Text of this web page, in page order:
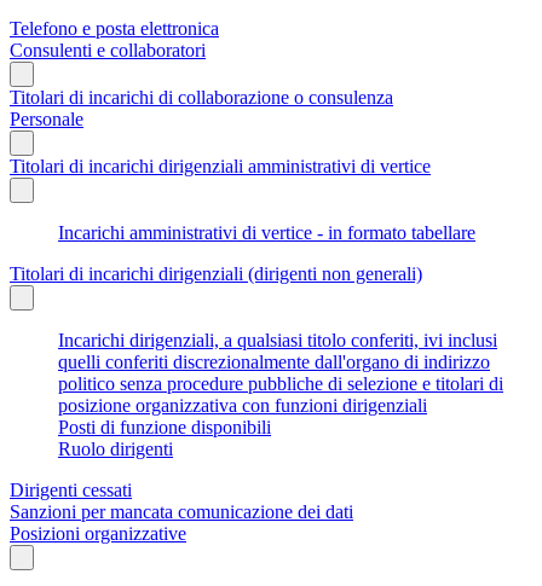
Telefono e posta elettronica
Consulenti e collaboratori
Titolari di incarichi di collaborazione o consulenza
Personale
Titolari di incarichi dirigenziali amministrativi di vertice
Incarichi amministrativi di vertice - in formato tabellare
Titolari di incarichi dirigenziali (dirigenti non generali)
Incarichi dirigenziali, a qualsiasi titolo conferiti, ivi inclusi
quelli conferiti discrezionalmente dall'organo di indirizzo
politico senza procedure pubbliche di selezione e titolari di
posizione organizzativa con funzioni dirigenziali
Posti di funzione disponibili
Ruolo dirigenti
Dirigenti cessati
Sanzioni per mancata comunicazione dei dati
Posizioni organizzative